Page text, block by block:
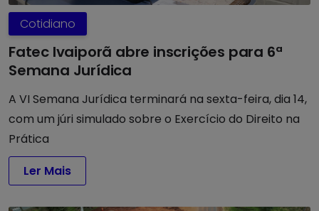
Cotidiano
Fatec Ivaiporã abre inscrições para 6ª
Semana Jurídica
A VI Semana Jurídica terminará na sexta-feira, dia 14,
com um júri simulado sobre o Exercício do Direito na
Prática
Ler Mais